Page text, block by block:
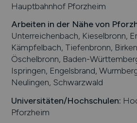
Hauptbahnhof Pforzheim
Arbeiten in der Nähe von
Unterreichenbach, Kieselbronn,
Kämpfelbach, Tiefenbronn,
Öschelbronn, Baden-
Ispringen, Engelsbrand,
Neulingen, Schwarzwald
Universitäten/Hochschulen:
Pforzheim